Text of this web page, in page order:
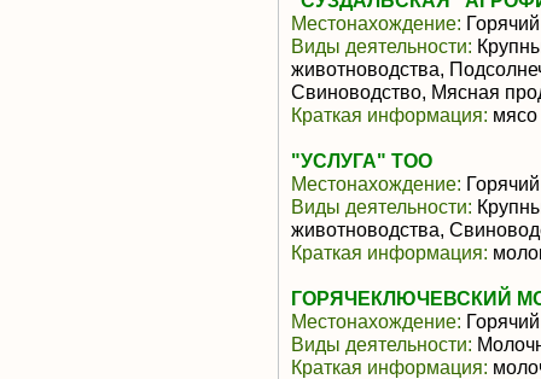
Местонахождение:
Виды деятельности:
животноводства,
Свиноводство, Мясная
Краткая информация: мясо
"УСЛУГА" ТОО
Местонахождение:
Виды деятельности:
животноводства,
Краткая информация:
ГОРЯЧЕКЛЮЧЕВСКИЙ
Местонахождение:
Виды деятельности:
Краткая информация: